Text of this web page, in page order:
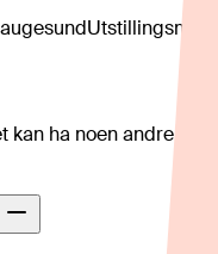
kan ha noen andre